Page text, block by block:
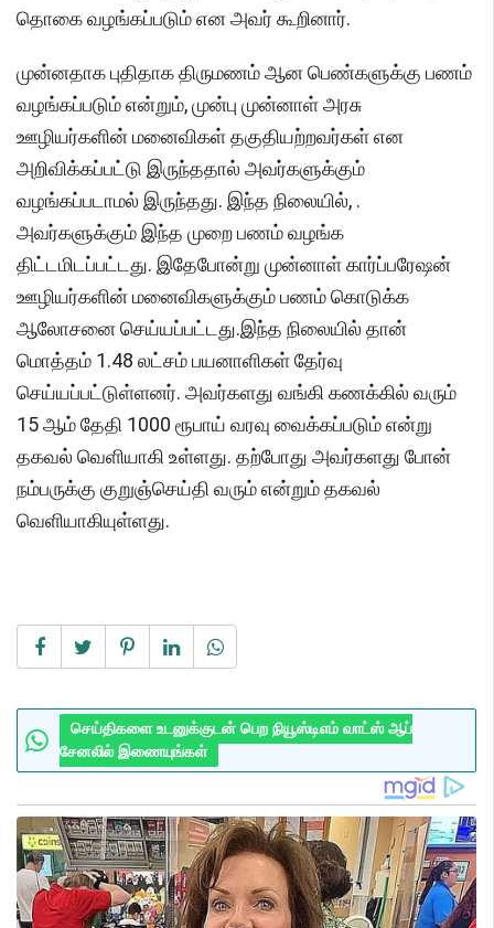
தொகை வழங்கப்படும் என அவர் கூறினார்.
முன்னதாக புதிதாக திருமணம் ஆன பெண்களுக்கு பணம்
வழங்கப்படும் என்றும், முன்பு முன்னாள் அரசு
ஊழியர்களின் மனைவிகள் தகுதியற்றவர்கள் என
அறிவிக்கப்பட்டு இருந்ததால் அவர்களுக்கும்
வழங்கப்படாமல் இருந்தது. இந்த நிலையில், .
அவர்களுக்கும் இந்த முறை பணம் வழங்க
திட்டமிடப்பட்டது. இதேபோன்று முன்னாள் கார்ப்பரேஷன்
ஊழியர்களின் மனைவிகளுக்கும் பணம் கொடுக்க
ஆலோசனை செய்யப்பட்டது.இந்த நிலையில் தான்
மொத்தம் 1.48 லட்சம் பயனாளிகள் தேர்வு
செய்யப்பட்டுள்ளனர். அவர்களது வங்கி கணக்கில் வரும்
15 ஆம் தேதி 1000 ரூபாய் வரவு வைக்கப்படும் என்று
தகவல் வெளியாகி உள்ளது. தற்போது அவர்களது போன்
நம்பருக்கு குறுஞ்செய்தி வரும் என்றும் தகவல்
வெளியாகியுள்ளது.
செய்திகளை உடனுக்குடன் பெற நியூஸ்டிஎம் வாட்ஸ் ஆப்
சேனலில் இணையுங்கள்